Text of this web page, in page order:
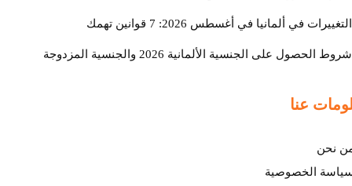
التغييرات في ألمانيا في أغسطس 2026: 7 قوانين تهمك
شروط الحصول على الجنسية الألمانية 2026 والجنسية المزدوجة
عنا
نحن
الخصوصية